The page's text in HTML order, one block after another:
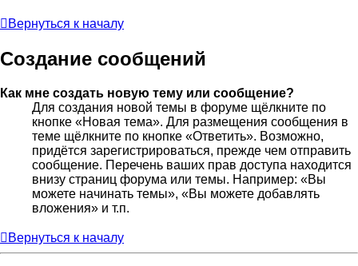
Вернуться к началу
Создание сообщений
Как мне создать новую тему или сообщение?
Для создания новой темы в форуме щёлкните по
кнопке «Новая тема». Для размещения сообщения в
теме щёлкните по кнопке «Ответить». Возможно,
придётся зарегистрироваться, прежде чем отправить
сообщение. Перечень ваших прав доступа находится
внизу страниц форума или темы. Например: «Вы
можете начинать темы», «Вы можете добавлять
вложения» и т.п.
Вернуться к началу